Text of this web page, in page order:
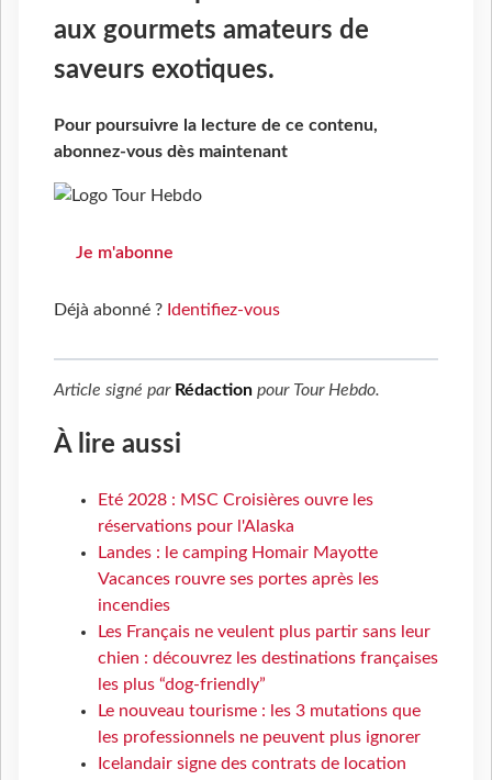
aux gourmets amateurs de
saveurs exotiques.
Pour poursuivre la lecture de ce contenu,
abonnez-vous dès maintenant
Je m'abonne
Déjà abonné ? Identifiez-vous
Article signé par Rédaction pour Tour Hebdo.
À lire aussi
Eté 2028 : MSC Croisières ouvre les
réservations pour l'Alaska
Landes : le camping Homair Mayotte
Vacances rouvre ses portes après les
incendies
Les Français ne veulent plus partir sans leur
chien : découvrez les destinations françaises
les plus “dog-friendly”
Le nouveau tourisme : les 3 mutations que
les professionnels ne peuvent plus ignorer
Icelandair signe des contrats de location